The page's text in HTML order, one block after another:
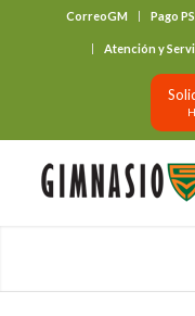
CorreoGM Pago
Atención y